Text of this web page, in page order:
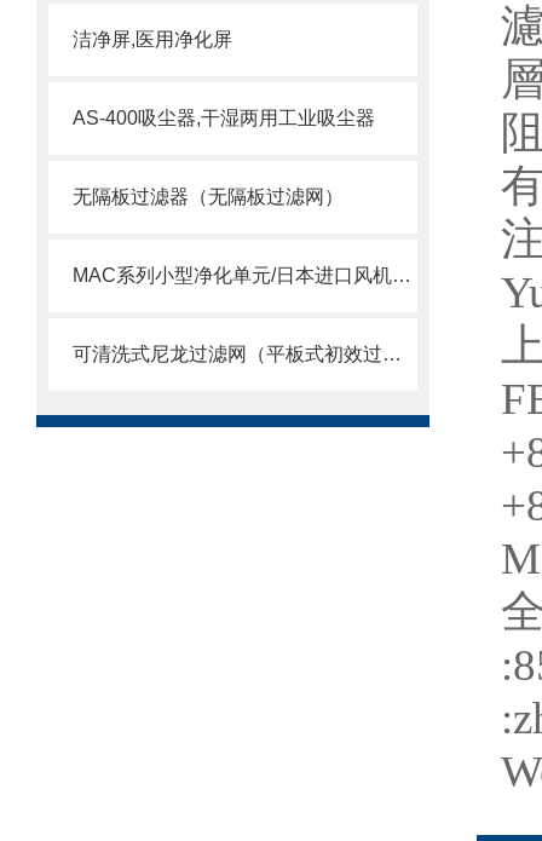
洁净屏,医用净化屏
AS-400吸尘器,干湿两用工业吸尘器
无隔板过滤器（无隔板过滤网）
MAC系列小型净化单元/日本进口风机单元/MAC风机
可清洗式尼龙过滤网（平板式初效过滤器）